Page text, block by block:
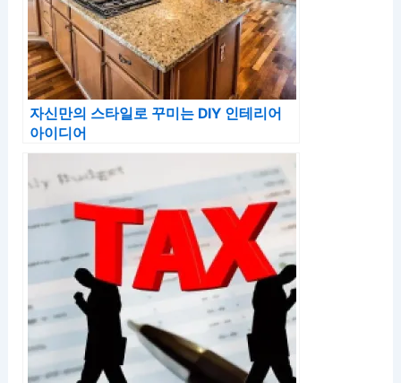
자신만의 스타일로 꾸미는 DIY 인테리어
아이디어